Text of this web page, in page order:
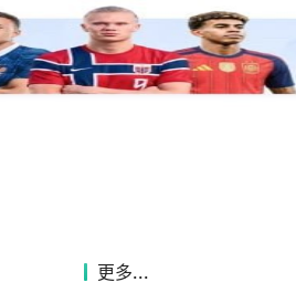
更多...